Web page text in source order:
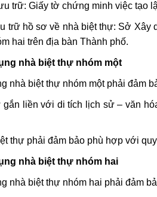
trữ: Giấy tờ chứng minh việc tạo
trữ hồ sơ về nhà biệt thự: Sở Xây
hai trên địa bàn Thành phố.
nhà biệt thự nhóm một
nhà biệt thự nhóm một phải đảm
liền với di tích lịch sử – văn
thự phải đảm bảo phù hợp với
nhà biệt thự nhóm hai
nhà biệt thự nhóm hai phải đảm